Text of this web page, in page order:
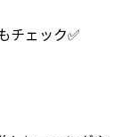
チェック✅